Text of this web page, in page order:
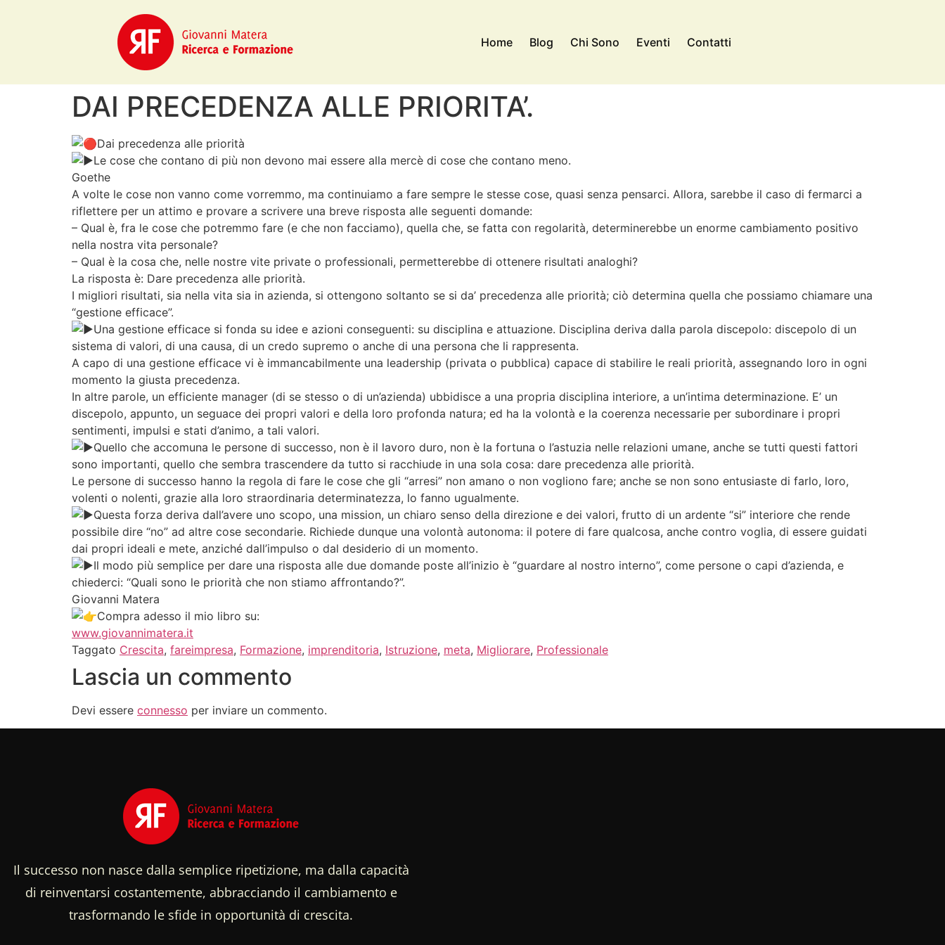
Home Blog Chi Sono Eventi Contatti
DAI PRECEDENZA ALLE PRIORITA’.
Dai precedenza alle priorità
Le cose che contano di più non devono mai essere alla mercè di cose che contano meno.
Goethe
A volte le cose non vanno come vorremmo, ma continuiamo a fare sempre le stesse cose, quasi senza pensarci. Allora, sarebbe il caso di fermarci a
riflettere per un attimo e provare a scrivere una breve risposta alle seguenti domande:
– Qual è, fra le cose che potremmo fare (e che non facciamo), quella che, se fatta con regolarità, determinerebbe un enorme cambiamento positivo
nella nostra vita personale?
– Qual è la cosa che, nelle nostre vite private o professionali, permetterebbe di ottenere risultati analoghi?
La risposta è: Dare precedenza alle priorità.
I migliori risultati, sia nella vita sia in azienda, si ottengono soltanto se si da’ precedenza alle priorità; ciò determina quella che possiamo chiamare una
“gestione efficace”.
Una gestione efficace si fonda su idee e azioni conseguenti: su disciplina e attuazione. Disciplina deriva dalla parola discepolo: discepolo di un
sistema di valori, di una causa, di un credo supremo o anche di una persona che li rappresenta.
A capo di una gestione efficace vi è immancabilmente una leadership (privata o pubblica) capace di stabilire le reali priorità, assegnando loro in ogni
momento la giusta precedenza.
In altre parole, un efficiente manager (di se stesso o di un’azienda) ubbidisce a una propria disciplina interiore, a un’intima determinazione. E’ un
discepolo, appunto, un seguace dei propri valori e della loro profonda natura; ed ha la volontà e la coerenza necessarie per subordinare i propri
sentimenti, impulsi e stati d’animo, a tali valori.
Quello che accomuna le persone di successo, non è il lavoro duro, non è la fortuna o l’astuzia nelle relazioni umane, anche se tutti questi fattori
sono importanti, quello che sembra trascendere da tutto si racchiude in una sola cosa: dare precedenza alle priorità.
Le persone di successo hanno la regola di fare le cose che gli “arresi” non amano o non vogliono fare; anche se non sono entusiaste di farlo, loro,
volenti o nolenti, grazie alla loro straordinaria determinatezza, lo fanno ugualmente.
Questa forza deriva dall’avere uno scopo, una mission, un chiaro senso della direzione e dei valori, frutto di un ardente “si” interiore che rende
possibile dire “no” ad altre cose secondarie. Richiede dunque una volontà autonoma: il potere di fare qualcosa, anche contro voglia, di essere guidati
dai propri ideali e mete, anziché dall’impulso o dal desiderio di un momento.
Il modo più semplice per dare una risposta alle due domande poste all’inizio è “guardare al nostro interno”, come persone o capi d’azienda, e
chiederci: “Quali sono le priorità che non stiamo affrontando?”.
Giovanni Matera
Compra adesso il mio libro su:
www.giovannimatera.it
Taggato Crescita, fareimpresa, Formazione, imprenditoria, Istruzione, meta, Migliorare, Professionale
Lascia un commento
Devi essere connesso per inviare un commento.
Il successo non nasce dalla semplice ripetizione, ma dalla capacità
di reinventarsi costantemente, abbracciando il cambiamento e
trasformando le sfide in opportunità di crescita.